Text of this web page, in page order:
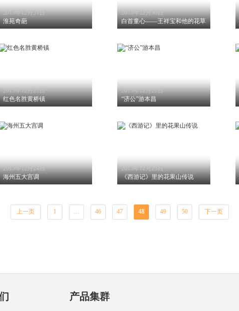
2015年12月31日
淮苑奇葩
2015年12月30日
白首童心——王祥宝和他的花草
2015年12月27日
红色名胜黄桥镇
2015年12月26日
“济公”游本昌
2015年12月24日
海州五大宫调
2015年12月23日
《西游记》里的花果山传说
上一页 1 … 46 47 48 49 50 下一页
产品集群